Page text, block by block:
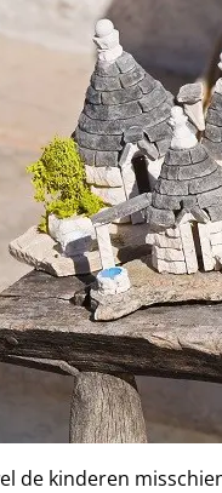
de kinderen